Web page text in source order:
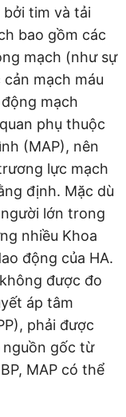
tim và tải
bao gồm các
mạch (như sự
mạch máu
mạch
phụ thuộc
(MAP), nên
lực mạch
định. Mặc dù
lớn trong
nhiều Khoa
động của HA.
được đo
áp tâm
phải được
nguồn gốc từ
MAP có thể